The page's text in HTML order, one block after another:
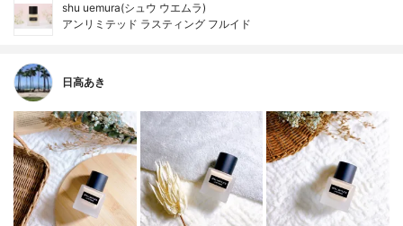
shu uemura(シュウ ウエムラ)
アンリミテッド ラスティング フルイド
日高あき